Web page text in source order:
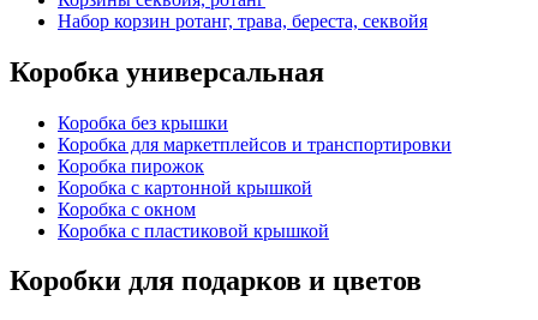
Набор корзин ротанг, трава, береста, секвойя
Коробка универсальная
Коробка без крышки
Коробка для маркетплейсов и транспортировки
Коробка пирожок
Коробка с картонной крышкой
Коробка с окном
Коробка с пластиковой крышкой
Коробки для подарков и цветов